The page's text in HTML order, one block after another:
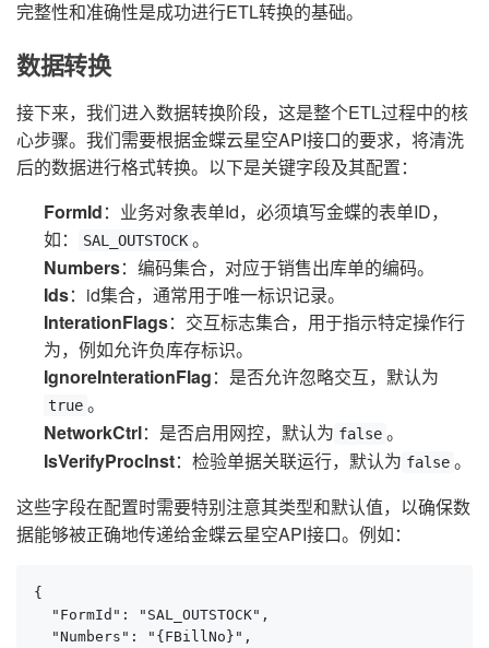
完整性和准确性是成功进行ETL转换的基础。
数据转换
接下来，我们进入数据转换阶段，这是整个ETL过程中的核
心步骤。我们需要根据金蝶云星空API接口的要求，将清洗
后的数据进行格式转换。以下是关键字段及其配置：
FormId：业务对象表单Id，必须填写金蝶的表单ID，
如：
SAL_OUTSTOCK 。
Numbers：编码集合，对应于销售出库单的编码。
Ids：id集合，通常用于唯一标识记录。
InterationFlags：交互标志集合，用于指示特定操作行
为，例如允许负库存标识。
IgnoreInterationFlag：是否允许忽略交互，默认为
true 。
NetworkCtrl：是否启用网控，默认为 false 。
IsVerifyProcInst：检验单据关联运行，默认为 false 。
这些字段在配置时需要特别注意其类型和默认值，以确保数
据能够被正确地传递给金蝶云星空API接口。例如：
{
  "FormId": "SAL_OUTSTOCK",
  "Numbers": "{FBillNo}",